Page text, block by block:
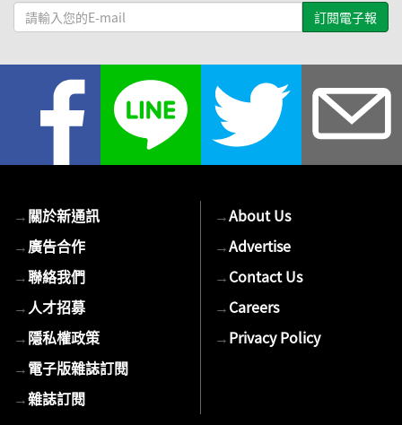
請
輸
→關於新通訊
→廣告合作
→聯絡我們
→人才招募
→隱私權政策
→電子版雜誌訂閱
→雜誌訂閱
→About Us
→Advertise
→Contact Us
→Careers
→Privacy Policy